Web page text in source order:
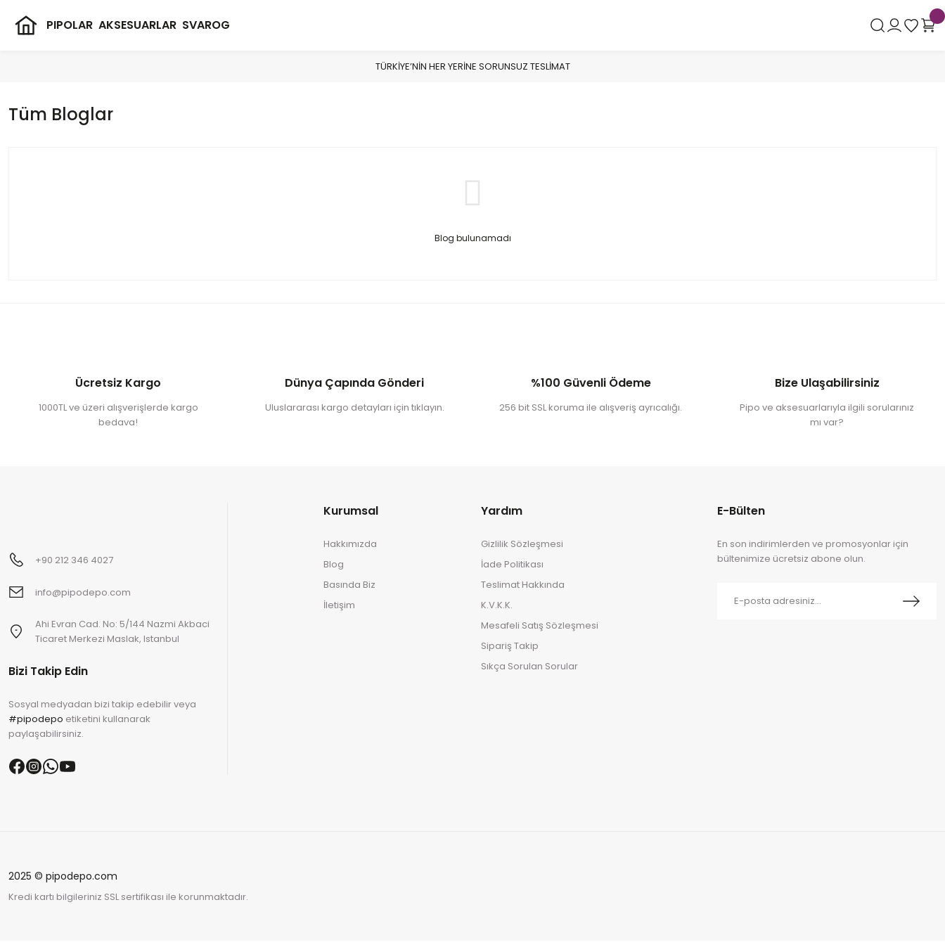
PIPOLAR AKSESUARLAR SVAROG
TÜRKİYE’NİN HER YERİNE SORUNSUZ TESLİMAT
Tüm Bloglar
Blog bulunamadı
Ücretsiz Kargo
1000TL ve üzeri alışverişlerde kargo
bedava!
Dünya Çapında Gönderi
Uluslararası kargo detayları için tıklayın.
%100 Güvenli Ödeme
256 bit SSL koruma ile alışveriş ayrıcalığı.
Bize Ulaşabilirsiniz
Pipo ve aksesuarlarıyla ilgili sorularınız
mı var?
+90 212 346 4027
info@pipodepo.com
Ahi Evran Cad. No: 5/144 Nazmi Akbaci
Ticaret Merkezi Maslak, Istanbul
Bizi Takip Edin
Sosyal medyadan bizi takip edebilir veya
#pipodepo etiketini kullanarak
paylaşabilirsiniz.
Kurumsal
Hakkımızda
Blog
Basında Biz
İletişim
Yardım
Gizlilik Sözleşmesi
İade Politikası
Teslimat Hakkında
K.V.K.K.
Mesafeli Satış Sözleşmesi
Sipariş Takip
Sıkça Sorulan Sorular
E-Bülten
En son indirimlerden ve promosyonlar için
bültenimize ücretsiz abone olun.
2025 © pipodepo.com
Kredi kartı bilgileriniz SSL sertifikası ile korunmaktadır.